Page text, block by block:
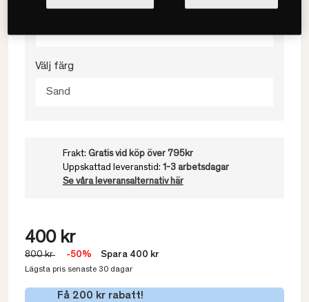
Välj storlek
Välj färg
Sand
Frakt: Gratis vid köp över 795kr
Uppskattad leveranstid: 1-3 arbetsdagar
Se våra leveransalternativ här
400 kr
800 kr -50% Spara 400 kr
Lägsta pris senaste 30 dagar
Få 200 kr rabatt!